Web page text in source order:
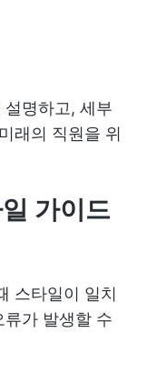
명하고, 세부
래의 직원을 위
가이드
스타일이 일치
가 발생할 수